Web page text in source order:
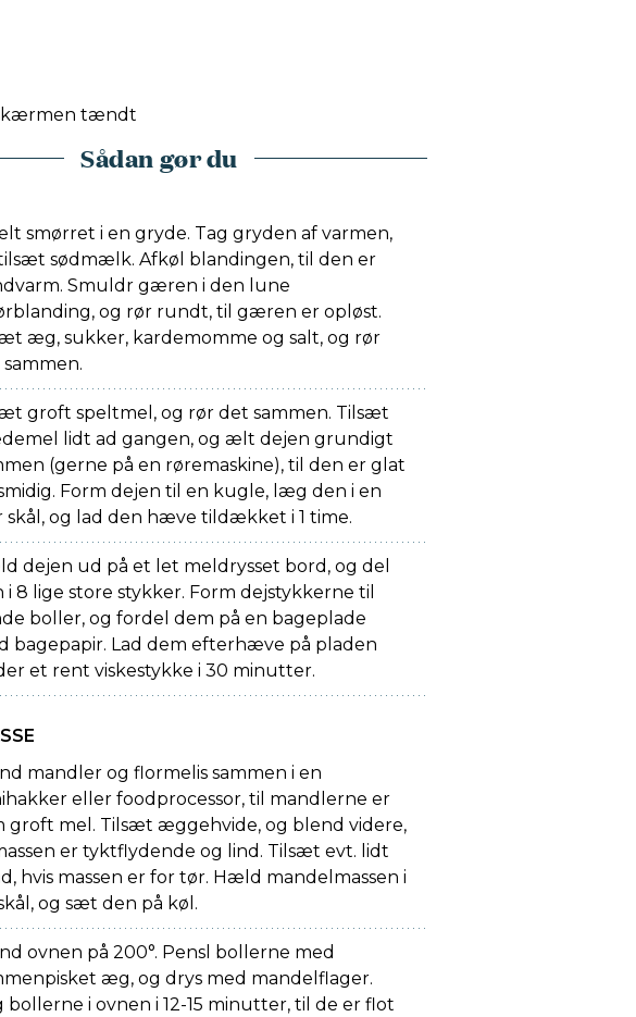
tændt
Sådan gør du
smørret i en gryde. Tag gryden af varmen,
sødmælk. Afkøl blandingen, til den er
Smuldr gæren i den lune
og rør rundt, til gæren er opløst.
æg, sukker, kardemomme og salt, og rør
groft speltmel, og rør det sammen. Tilsæt
lidt ad gangen, og ælt dejen grundigt
(gerne på en røremaskine), til den er glat
Form dejen til en kugle, læg den i en
skål, og lad den hæve tildækket i 1 time.
dejen ud på et let meldrysset bord, og del
i 8 lige store stykker. Form dejstykkerne til
boller, og fordel dem på en bageplade
bagepapir. Lad dem efterhæve på pladen
et rent viskestykke i 30 minutter.
mandler og flormelis sammen i en
eller foodprocessor, til mandlerne er
groft mel. Tilsæt æggehvide, og blend videre,
er tyktflydende og lind. Tilsæt evt. lidt
hvis massen er for tør. Hæld mandelmassen i
og sæt den på køl.
ovnen på 200°. Pensl bollerne med
æg, og drys med mandelflager.
bollerne i ovnen i 12-15 minutter, til de er flot